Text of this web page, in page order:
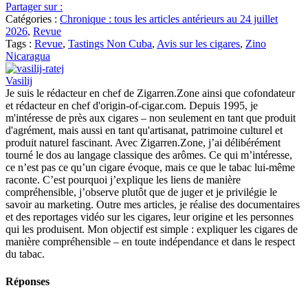
Partager sur :
Catégories : Chronique : tous les articles antérieurs au 24 juillet
2026, Revue
Tags : Revue, Tastings Non Cuba, Avis sur les cigares, Zino
Nicaragua
Vasilij
Je suis le rédacteur en chef de Zigarren.Zone ainsi que cofondateur
et rédacteur en chef d'origin-of-cigar.com. Depuis 1995, je
m'intéresse de près aux cigares – non seulement en tant que produit
d'agrément, mais aussi en tant qu'artisanat, patrimoine culturel et
produit naturel fascinant. Avec Zigarren.Zone, j’ai délibérément
tourné le dos au langage classique des arômes. Ce qui m’intéresse,
ce n’est pas ce qu’un cigare évoque, mais ce que le tabac lui-même
raconte. C’est pourquoi j’explique les liens de manière
compréhensible, j’observe plutôt que de juger et je privilégie le
savoir au marketing. Outre mes articles, je réalise des documentaires
et des reportages vidéo sur les cigares, leur origine et les personnes
qui les produisent. Mon objectif est simple : expliquer les cigares de
manière compréhensible – en toute indépendance et dans le respect
du tabac.
Réponses